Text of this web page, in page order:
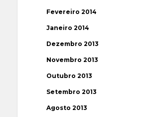
Fevereiro 2014
Janeiro 2014
Dezembro 2013
Novembro 2013
Outubro 2013
Setembro 2013
Agosto 2013